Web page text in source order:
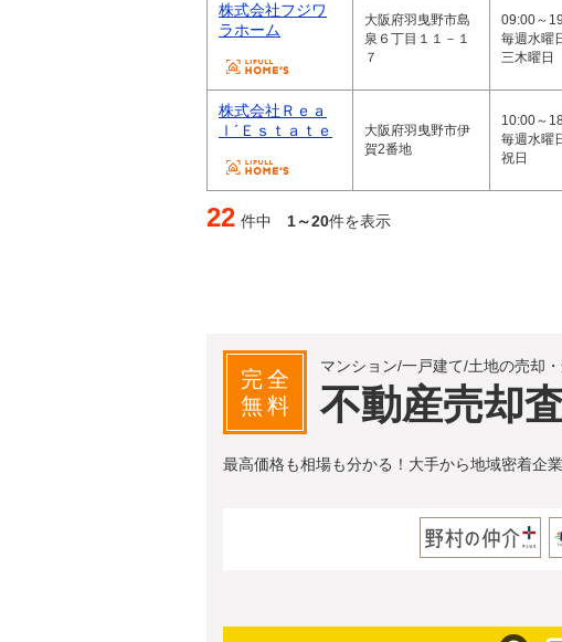
株式会社フジワ
ラホーム
大阪府羽曳野市島
泉６丁目１１－１
７
09:00～
毎週水
三木曜日
株式会社Ｒｅａ
ｌ´Ｅｓｔａｔｅ
大阪府羽曳野市伊
賀2番地
10:00～
毎週水曜
祝日
22 件中 1～20件を表示
完全
無料
マンション/一戸建て/土地の売却
不動産売却
最高価格も相場も分かる！大手から地域密着企業